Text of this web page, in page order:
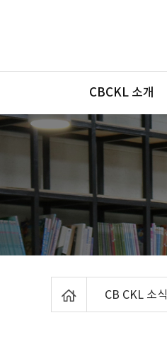
메뉴
CBCKL 소개
CB CKL 소식